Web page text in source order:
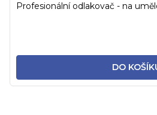
DO
Profesionální odlakovač - na